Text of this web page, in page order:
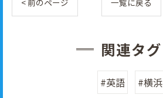
関連タグ
#英語 #横浜